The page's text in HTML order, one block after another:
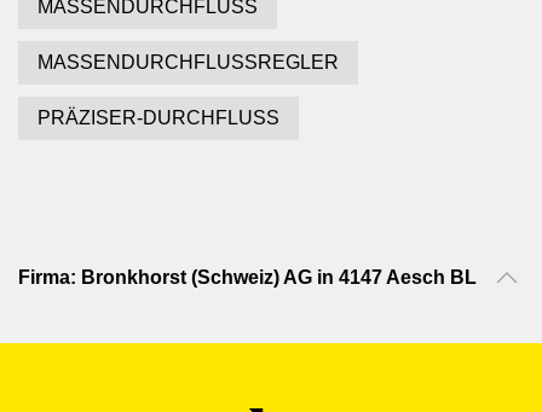
MASSENDURCHFLUSS
MASSENDURCHFLUSSREGLER
PRÄZISER-DURCHFLUSS
Firma: Bronkhorst (Schweiz) AG in 4147 Aesch BL